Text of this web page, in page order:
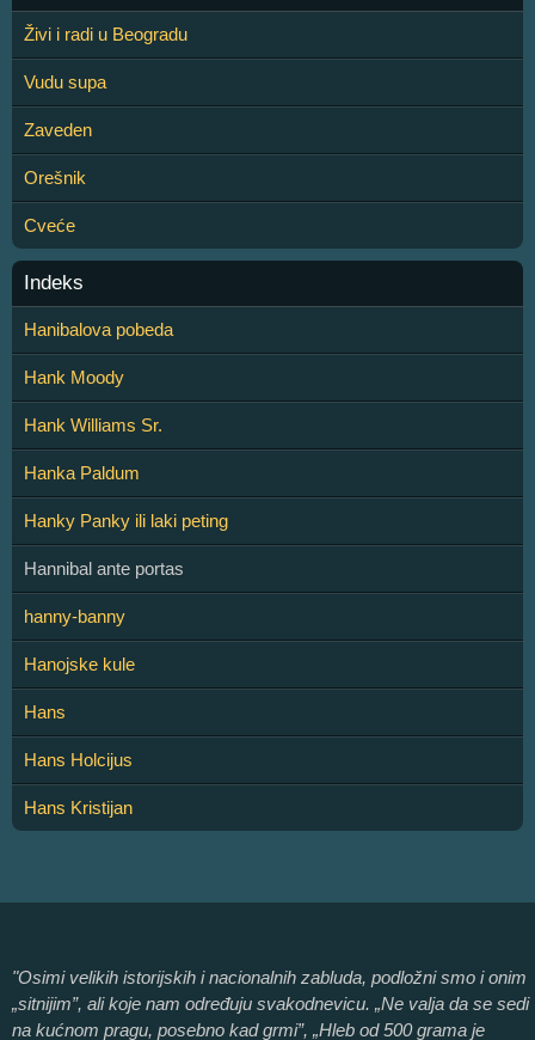
Živi i radi u Beogradu
Vudu supa
Zaveden
Orešnik
Cveće
Indeks
Hanibalova pobeda
Hank Moody
Hank Williams Sr.
Hanka Paldum
Hanky Panky ili laki peting
Hannibal ante portas
hanny-banny
Hanojske kule
Hans
Hans Holcijus
Hans Kristijan
"Osimi velikih istorijskih i nacionalnih zabluda, podložni smo i onim
„sitnijim”, ali koje nam određuju svakodnevicu. „Ne valja da se sedi
na kućnom pragu, posebno kad grmi”, „Hleb od 500 grama je